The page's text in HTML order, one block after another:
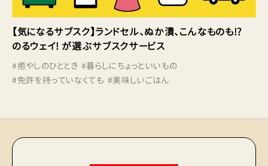
【気になるサブスク】ランドセル、ぬか漬、こんなものも!?
のるウェイ! が選ぶサブスクサービス
#癒やしのひととき #暮らしにちょっといいもの
#免許を持っていなくても #美味しいごはん